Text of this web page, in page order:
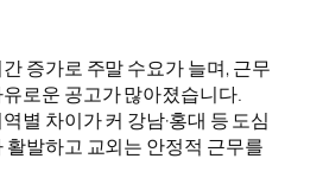
증가로 주말 수요가 늘며, 근무
로운 공고가 많아졌습니다.
별 차이가 커 강남·홍대 등 도심
활발하고 교외는 안정적 근무를